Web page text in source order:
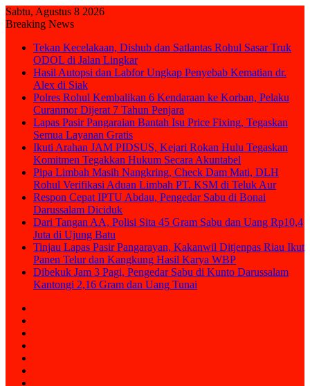
Sabtu, Agustus 8 2026
Breaking News
Tekan Kecelakaan, Dishub dan Satlantas Rohul Sasar Truk
ODOL di Jalan Lingkar
Hasil Autopsi dan Labfor Ungkap Penyebab Kematian dr.
Alex di Siak
Polres Rohul Kembalikan 6 Kendaraan ke Korban, Pelaku
Curanmor Dijerat 7 Tahun Penjara
Lapas Pasir Pangaraian Bantah Isu Price Fixing, Tegaskan
Semua Layanan Gratis
Ikuti Arahan JAM PIDSUS, Kejari Rokan Hulu Tegaskan
Komitmen Tegakkan Hukum Secara Akuntabel
Pipa Limbah Masih Nangkring, Check Dam Mati, DLH
Rohul Verifikasi Aduan Limbah PT. KSM di Teluk Aur
Respon Cepat IPTU Abdau, Pengedar Sabu di Bonai
Darussalam Diciduk
Dari Tangan AA, Polisi Sita 45 Gram Sabu dan Uang Rp10,4
Juta di Ujung Batu
Tinjau Lapas Pasir Pangarayan, Kakanwil Ditjenpas Riau Ikut
Panen Telur dan Kangkung Hasil Karya WBP
Dibekuk Jam 3 Pagi, Pengedar Sabu di Kunto Darussalam
Kantongi 2,16 Gram dan Uang Tunai